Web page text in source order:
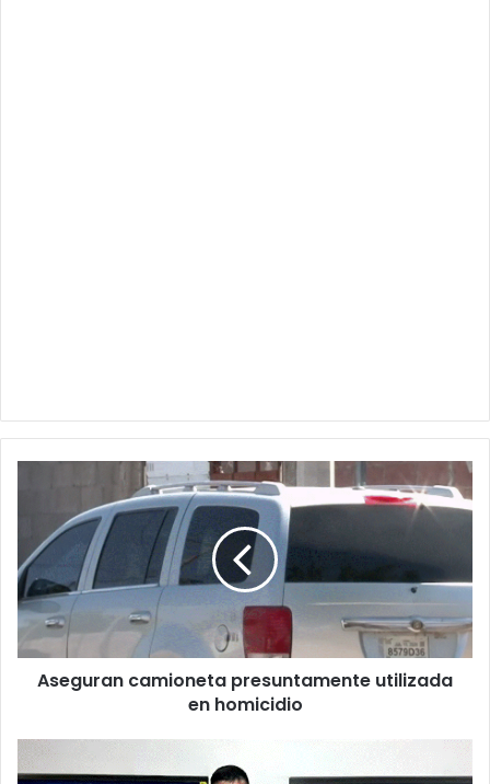
presuntamente
utilizada
en
homicidio
Aseguran camioneta presuntamente utilizada
en homicidio
Cae
presunto